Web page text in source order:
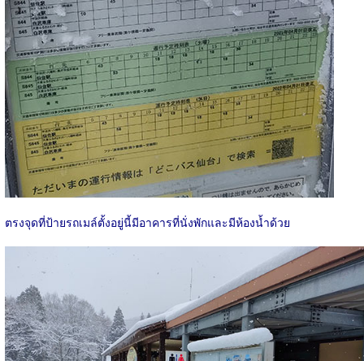
ตรงจุดที่ป้ายรถเมล์ตั้งอยู่นี้มีอาคารที่นั่งพักและมีห้องน้ำด้วย